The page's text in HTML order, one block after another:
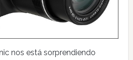
nos está sorprendiendo